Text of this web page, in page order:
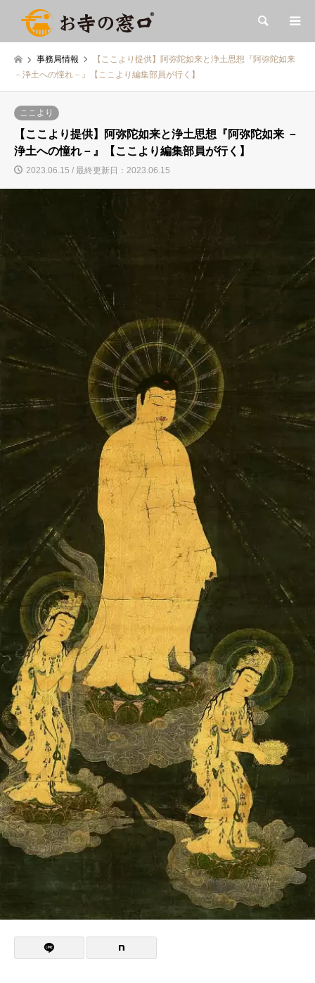
検索
事務局情報
【ここより提供】阿弥陀如来と浄土思想『阿弥陀如来
－浄土への憧れ－』【ここより編集部員が行く】
ここより
【ここより提供】阿弥陀如来と浄土思想『阿弥陀如来 －
浄土への憧れ－』【ここより編集部員が行く】
2023.06.15 / 最終更新日：2023.06.15